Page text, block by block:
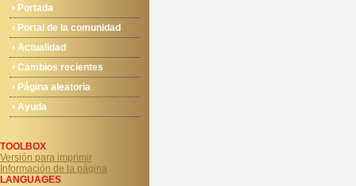
Portada
Portal de la comunidad
Actualidad
Cambios recientes
Página aleatoria
Ayuda
TOOLBOX
Versión para imprimir
Información de la página
LANGUAGES